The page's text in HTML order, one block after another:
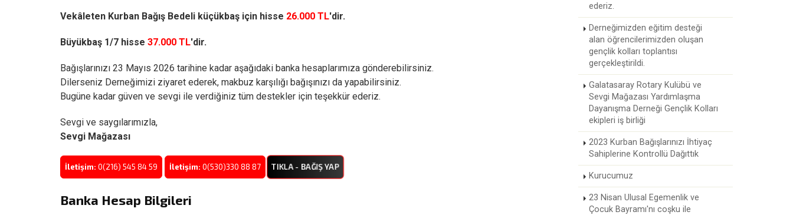
Vekâleten Kurban Bağış Bedeli küçükbaş için hisse 26.000 TL'dir.
Büyükbaş 1/7 hisse 37.000 TL'dir.
Bağışlarınızı 23 Mayıs 2026 tarihine kadar aşağıdaki banka hesaplarımıza gönderebilirsiniz.
Dilerseniz Derneğimizi ziyaret ederek, makbuz karşılığı bağışınızı da yapabilirsiniz.
Bugüne kadar güven ve sevgi ile verdiğiniz tüm destekler için teşekkür ederiz.
Sevgi ve saygılarımızla,
Sevgi Mağazası
İletişim: 0(216) 545 84 59 İletişim: 0(530)330 88 87 TIKLA - BAĞIŞ YAP
Banka Hesap Bilgileri
ederiz.
Derneğimizden eğitim desteği
alan öğrencilerimizden oluşan
gençlik kolları toplantısı
gerçekleştirildi.
Galatasaray Rotary Kulübü ve
Sevgi Mağazası Yardımlaşma
Dayanışma Derneği Gençlik Kolları
ekipleri iş birliği
2023 Kurban Bağışlarınızı İhtiyaç
Sahiplerine Kontrollü Dağıttık
Kurucumuz
23 Nisan Ulusal Egemenlik ve
Çocuk Bayramı'nı coşku ile